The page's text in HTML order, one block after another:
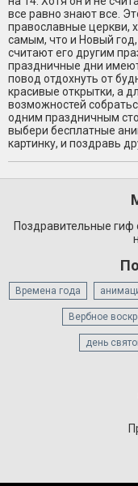
все равно знают все.
православные церкви,
самым, что и Новый
считают его другим
праздничные дни
повод отдохнуть от
красивые открытки, а
возможностей
одним праздничным
выбери бесплатные
картинку, и поздравь
Поздравительные гиф
Времена года
Вербное
день